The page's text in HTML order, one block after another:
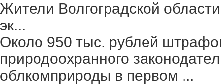
Жители Волгоградской
эк...
Около 950 тыс. рублей
природоохранного
облкомприроды в первом ...